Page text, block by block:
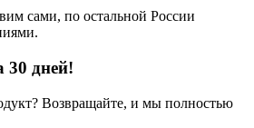
сами, по остальной России
30 дней!
Возвращайте, и мы полностью